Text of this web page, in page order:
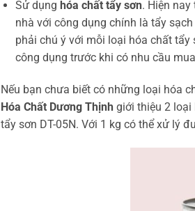
Sử dụng hóa chất tẩy sơn. Hiện
nhà với công dụng chính là tẩy
phải chú ý với mỗi loại hóa chất
công dụng trước khi có nhu cầu
Nếu bạn chưa biết có những loại hóa
Hóa Chất Dương Thịnh giới thiệu 2 loại
tẩy sơn DT-05N. Với 1 kg có thể xử lý